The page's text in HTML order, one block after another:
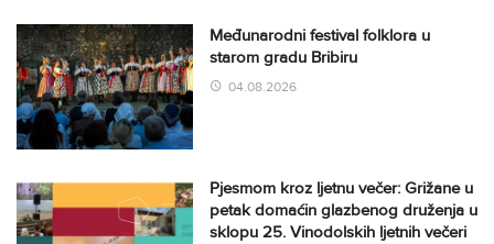
Međunarodni festival folklora u
starom gradu Bribiru
04.08.2026
Pjesmom kroz ljetnu večer: Grižane u
petak domaćin glazbenog druženja u
sklopu 25. Vinodolskih ljetnih večeri